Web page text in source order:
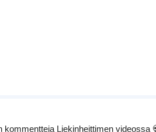
kommentteja Liekinheittimen